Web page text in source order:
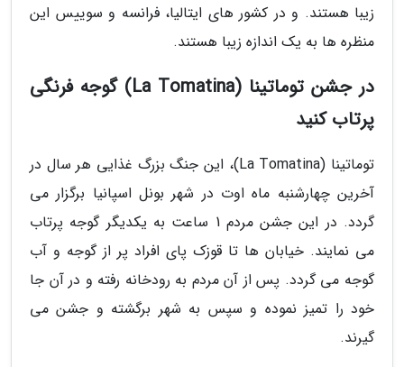
زیبا هستند. و در کشور های ایتالیا، فرانسه و سوییس این
منظره ها به یک اندازه زیبا هستند.
در جشن توماتینا (La Tomatina) گوجه فرنگی
پرتاب کنید
توماتینا (La Tomatina)، این جنگ بزرگ غذایی هر سال در
آخرین چهارشنبه ماه اوت در شهر بونل اسپانیا برگزار می
گردد. در این جشن مردم 1 ساعت به یکدیگر گوجه پرتاب
می نمایند. خیابان ها تا قوزک پای افراد پر از گوجه و آب
گوجه می گردد. پس از آن مردم به رودخانه رفته و در آن جا
خود را تمیز نموده و سپس به شهر برگشته و جشن می
گیرند.